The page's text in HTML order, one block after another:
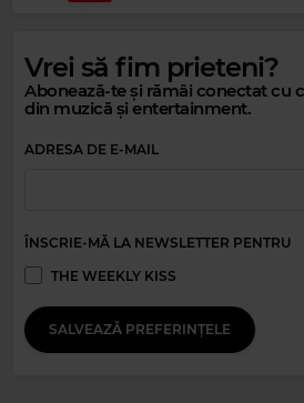
Vrei să fim prieteni?
Abonează-te și rămâi conectat cu
din muzică și entertainment.
ADRESA DE E-MAIL
ÎNSCRIE-MĂ LA NEWSLETTER PENTRU
THE WEEKLY KISS
SALVEAZĂ PREFERINȚELE